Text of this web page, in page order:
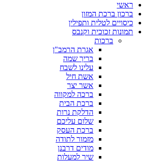
ראשי
ברכון ברכת המזון
כיסויים לטלית ותפילין
תמונות זכוכית וקנבס
ברכות
אגרת הרמב"ן
בריך שמה
עלינו לשבח
אשת חיל
אשר יצר
ברכה למקווה
ברכת הבית
הדלקת נרות
שלום עליכם
ברכת העסק
מזמור לתודה
מודים דרבנן
שיר למעלות